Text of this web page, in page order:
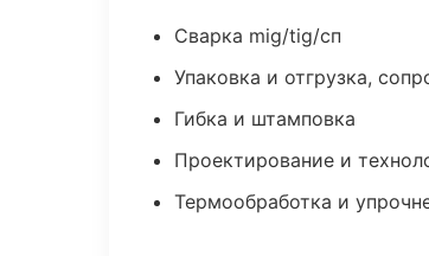
Сварка mig/tig/сп
Упаковка и отгрузка,
Гибка и штамповка
Проектирование и
Термообработка и